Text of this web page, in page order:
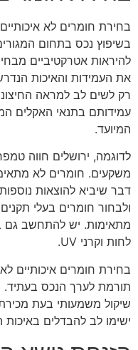
בחירת חומרים לא
בשיפוץ נכס בתחום
להיראות אטרקטיביים
את העמידות והאיכות
רק לשים לב למראה
עמידותם בתנאי האקלים
המיועד.
לדוגמה, ירושלים חווה
משקעים. חומרים לא
דבר שיביא להוצאות
ולבחור חומרים בעלי
מתאימות. יש להתחשב גם
לחות וקרני UV.
בחירת חומרים איכותיים
תורמת לערך הנכס בעתיד.
שיקול משמעותי בעת
ישימו לב להבדלים באיכות